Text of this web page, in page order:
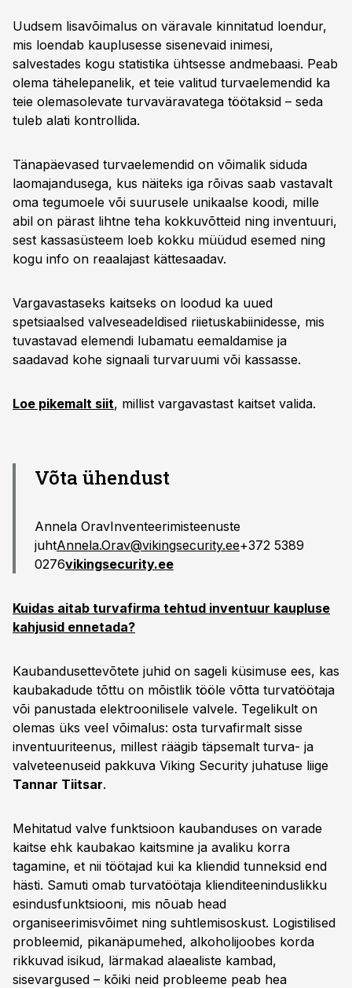
Uudsem lisavõimalus on väravale kinnitatud loendur,
mis loendab kauplusesse sisenevaid inimesi,
salvestades kogu statistika ühtsesse andmebaasi. Peab
olema tähelepanelik, et teie valitud turvaelemendid ka
teie olemasolevate turvaväravatega töötaksid – seda
tuleb alati kontrollida.
Tänapäevased turvaelemendid on võimalik siduda
laomajandusega, kus näiteks iga rõivas saab vastavalt
oma tegumoele või suurusele unikaalse koodi, mille
abil on pärast lihtne teha kokkuvõtteid ning inventuuri,
sest kassasüsteem loeb kokku müüdud esemed ning
kogu info on reaalajast kättesaadav.
Vargavastaseks kaitseks on loodud ka uued
spetsiaalsed valveseadeldised riietuskabiinidesse, mis
tuvastavad elemendi lubamatu eemaldamise ja
saadavad kohe signaali turvaruumi või kassasse.
Loe pikemalt siit, millist vargavastast kaitset valida.
Võta ühendust
Annela OravInventeerimisteenuste
juhtAnnela.Orav@vikingsecurity.ee+372 5389
0276vikingsecurity.ee
Kuidas aitab turvafirma tehtud inventuur kaupluse
kahjusid ennetada?
Kaubandusettevõtete juhid on sageli küsimuse ees, kas
kaubakadude tõttu on mõistlik tööle võtta turvatöötaja
või panustada elektroonilisele valvele. Tegelikult on
olemas üks veel võimalus: osta turvafirmalt sisse
inventuuriteenus, millest räägib täpsemalt turva- ja
valveteenuseid pakkuva Viking Security juhatuse liige
Tannar Tiitsar.
Mehitatud valve funktsioon kaubanduses on varade
kaitse ehk kaubakao kaitsmine ja avaliku korra
tagamine, et nii töötajad kui ka kliendid tunneksid end
hästi. Samuti omab turvatöötaja klienditeeninduslikku
esindusfunktsiooni, mis nõuab head
organiseerimisvõimet ning suhtlemisoskust. Logistilised
probleemid, pikanäpumehed, alkoholijoobes korda
rikkuvad isikud, lärmakad alaealiste kambad,
sisevargused – kõiki neid probleeme peab hea